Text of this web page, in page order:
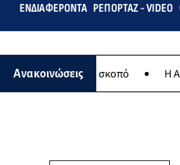
ΕΝΔΙΑΦΈΡΟΝΤΑ ΡΕΠΟΡΤΆΖ - VIDEO
Ανακοινώσεις
φιλανθρωπικό σκοπό Η